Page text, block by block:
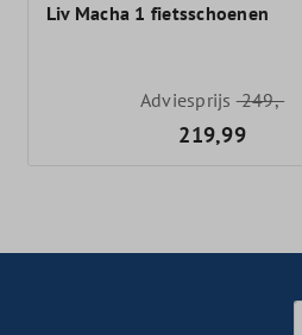
Liv Macha 1 fietsschoenen
Adviesprijs249,-
219,99